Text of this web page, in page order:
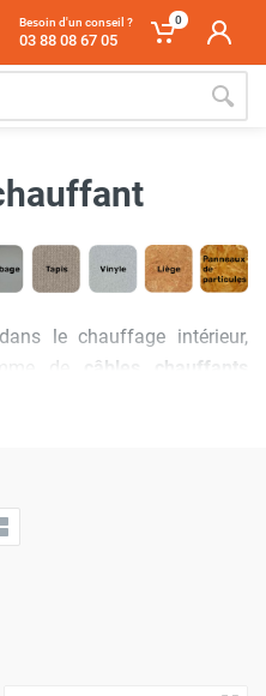
Besoin d'un conseil ?
03 88 08 67 05
0
le chauffage intérieur,
de
câbles chauffants
dans votre habitation
câble pour son